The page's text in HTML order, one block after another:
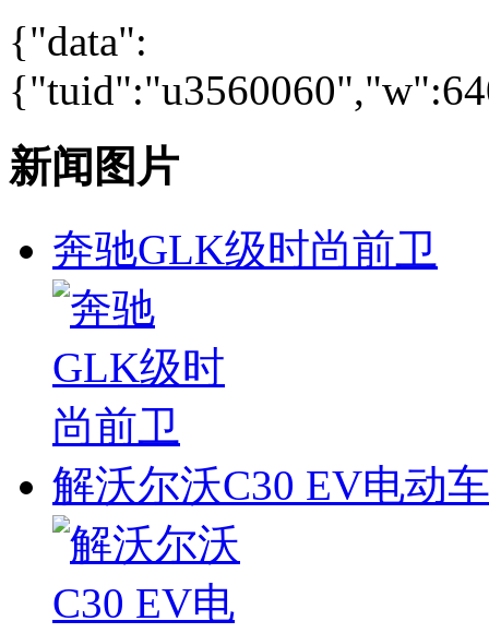
{"data":
新闻图片
奔驰GLK级时尚前卫
解沃尔沃C30 EV电动车